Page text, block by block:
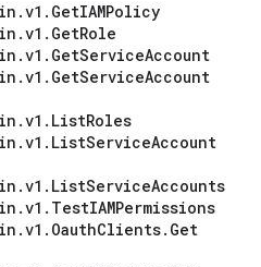
.v1 . GetIAMPolicy
.v1 . GetRole
.v1 . GetServiceAccount
.v1 . GetServiceAccount
.v1 . ListRoles
.v1 . ListServiceAccount
.v1 . ListServiceAccounts
.v1 . TestIAMPermissions
.v1 . OauthClients. Get